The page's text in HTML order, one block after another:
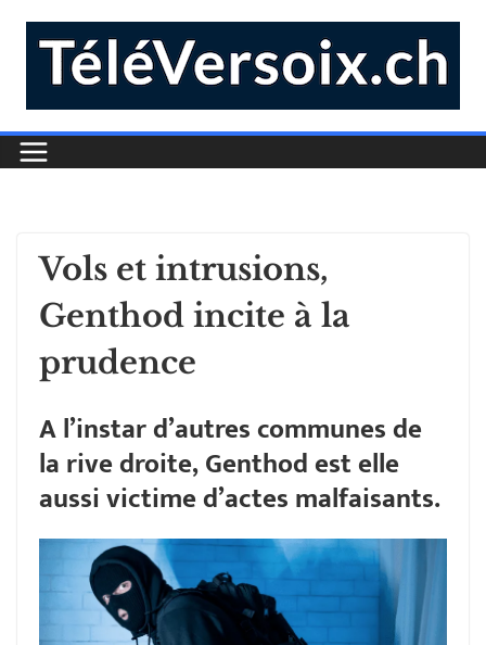
Vols et intrusions,
Genthod incite à la
prudence
A l’instar d’autres communes de
la rive droite, Genthod est elle
aussi victime d’actes malfaisants.